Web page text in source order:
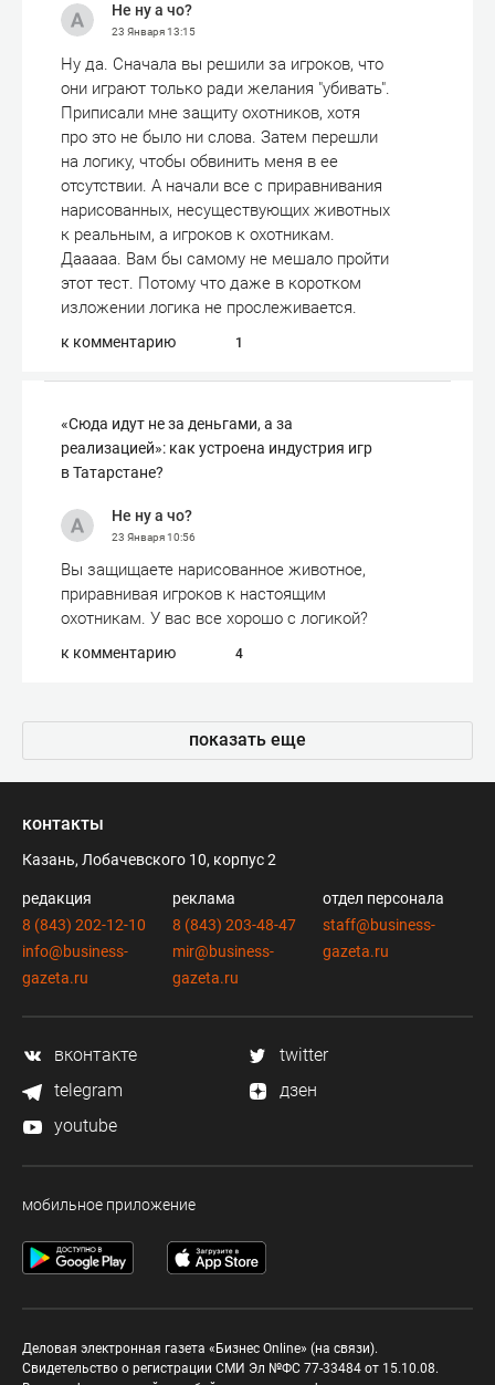
Не ну а чо?
23 Января13:15
Ну да. Сначала вы решили за игроков, что
они играют только ради желания "убивать".
Приписали мне защиту охотников, хотя
про это не было ни слова. Затем перешли
на логику, чтобы обвинить меня в ее
отсутствии. А начали все с приравнивания
нарисованных, несуществующих животных
к реальным, а игроков к охотникам.
Дааааа. Вам бы самому не мешало пройти
этот тест. Потому что даже в коротком
изложении логика не прослеживается.
к комментарию 1
«Сюда идут не за деньгами, а за
реализацией»: как устроена индустрия игр
в Татарстане?
Не ну а чо?
23 Января10:56
Вы защищаете нарисованное животное,
приравнивая игроков к настоящим
охотникам. У вас все хорошо с логикой?
к комментарию 4
показать еще
контакты
Казань, Лобачевского 10, корпус 2
редакция
8 (843) 202-12-10
info@business-
gazeta.ru
реклама
8 (843) 203-48-47
mir@business-
gazeta.ru
отдел персонала
staff@business-
gazeta.ru
вконтакте
twitter
telegram
дзен
youtube
мобильное приложение
Деловая электронная газета «Бизнес Online» (на связи).
Свидетельство о регистрации СМИ Эл №ФС 77-33484 от 15.10.08.